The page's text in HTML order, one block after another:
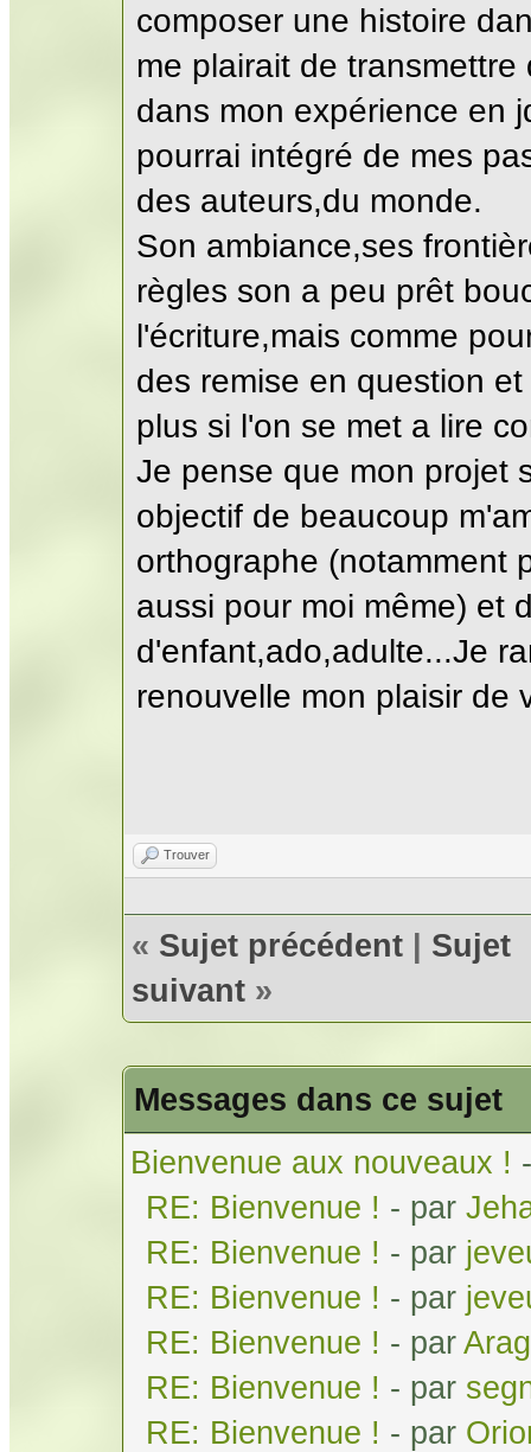
composer une histoire
me plairait de
dans mon expérience en
pourrai intégré de mes
des auteurs,du monde.
Son ambiance,ses
règles son a peu prêt
l'écriture,mais comme
des remise en question
plus si l'on se met a lire
Je pense que mon projet
objectif de beaucoup
orthographe (notamment
aussi pour moi même) et
d'enfant,ado,adulte...Je
renouvelle mon plaisir de
Trouver
« Sujet précédent | Sujet
suivant »
Messages dans ce sujet
Bienvenue aux nouveaux !
RE: Bienvenue ! - par
RE: Bienvenue ! - par
RE: Bienvenue ! - par
RE: Bienvenue ! - par
RE: Bienvenue ! - par
RE: Bienvenue ! - par